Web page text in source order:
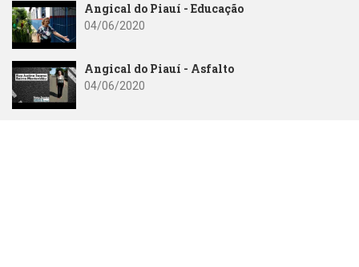
Angical do Piauí - Educação
04/06/2020
Angical do Piauí - Asfalto
04/06/2020